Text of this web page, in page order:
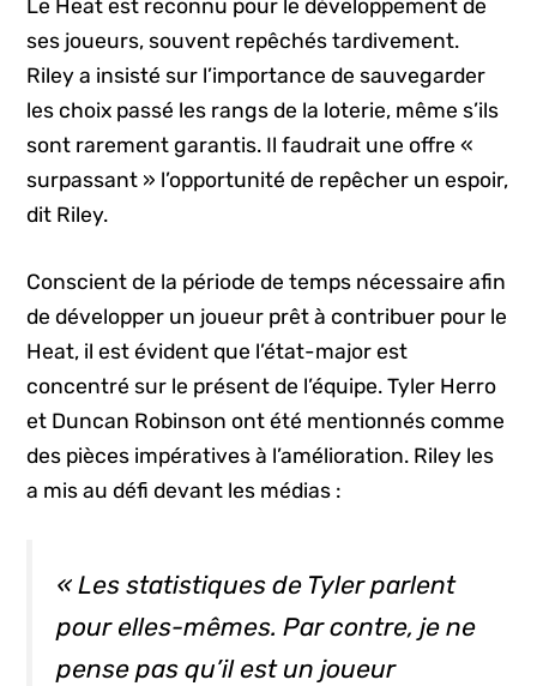
Le Heat est reconnu pour le développement de
ses joueurs, souvent repêchés tardivement.
Riley a insisté sur l’importance de sauvegarder
les choix passé les rangs de la loterie, même s’ils
sont rarement garantis. Il faudrait une offre «
surpassant » l’opportunité de repêcher un espoir,
dit Riley.
Conscient de la période de temps nécessaire afin
de développer un joueur prêt à contribuer pour le
Heat, il est évident que l’état-major est
concentré sur le présent de l’équipe. Tyler Herro
et Duncan Robinson ont été mentionnés comme
des pièces impératives à l’amélioration. Riley les
a mis au défi devant les médias :
« Les statistiques de Tyler parlent
pour elles-mêmes. Par contre, je ne
pense pas qu’il est un joueur